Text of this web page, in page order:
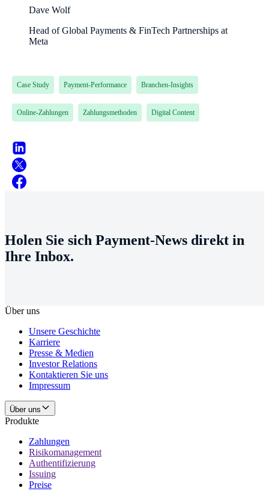
Dave Wolf
Head of Global Payments & FinTech Partnerships at
Meta
Case Study Payment-Performance Branchen-Insights
Online-Zahlungen Zahlungsmethoden Digital Content
Holen Sie sich Payment-News direkt in
Ihre Inbox.
Über uns
Unsere Geschichte
Karriere
Presse & Medien
Investor Relations
Kontaktieren Sie uns
Impressum
Über uns
Produkte
Zahlungen
Risikomanagement
Authentifizierung
Issuing
Preise